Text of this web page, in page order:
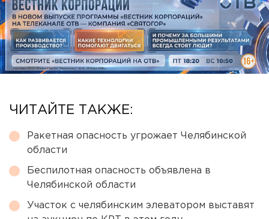
ЧИТАЙТЕ ТАКЖЕ:
Ракетная опасность угрожает Челябинской
области
Беспилотная опасность объявлена в
Челябинской области
Участок с челябинским элеватором выставят